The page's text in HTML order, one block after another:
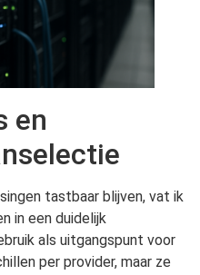
en
tastbaar blijven, vat ik
in een duidelijk
als uitgangspunt voor
per provider, maar ze